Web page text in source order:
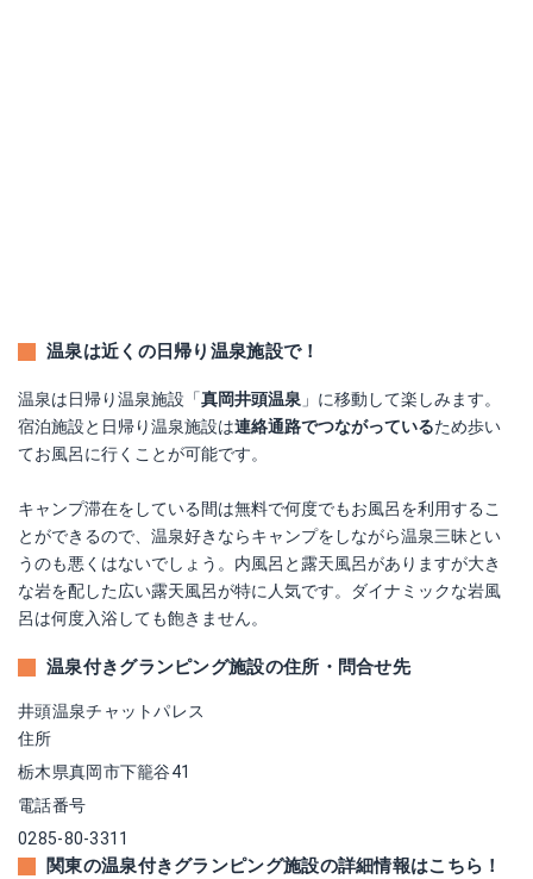
温泉は近くの日帰り温泉施設で！
温泉は日帰り温泉施設「真岡井頭温泉 」に移動して楽しみます。
宿泊施設と日帰り温泉施設は連絡通路でつながっているため歩い
てお風呂に行くことが可能です。
キャンプ滞在をしている間は無料で何度でもお風呂を利用するこ
とができるので、温泉好きならキャンプをしながら温泉三昧とい
うのも悪くはないでしょう。内風呂と露天風呂がありますが大き
な岩を配した広い露天風呂が特に人気です。ダイナミックな岩風
呂は何度入浴しても飽きません。
温泉付きグランピング施設の住所・問合せ先
井頭温泉チャットパレス
住所
栃木県真岡市下籠谷41
電話番号
0285-80-3311
関東の温泉付きグランピング施設の詳細情報はこちら！